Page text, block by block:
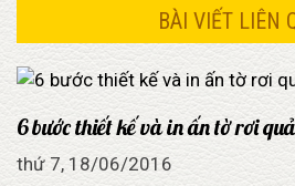
BÀI VIẾT LIÊN
6 bước thiết kế và in ấn tờ rơi
thứ 7, 18/06/2016